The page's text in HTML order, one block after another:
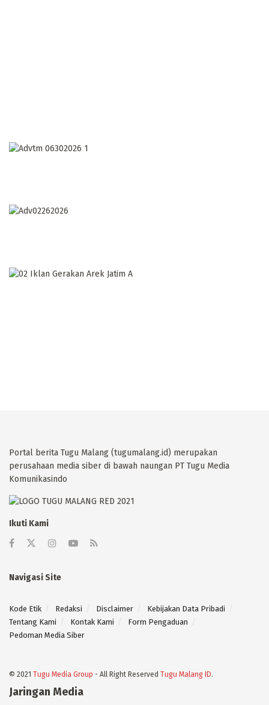
Portal berita Tugu Malang (tugumalang.id) merupakan
perusahaan media siber di bawah naungan PT Tugu Media
Komunikasindo
Ikuti Kami
Navigasi Site
Kode Etik Redaksi Disclaimer
Kebijakan Data Pribadi
Tentang Kami
Kontak Kami
Form Pengaduan
Pedoman Media Siber
© 2021 Tugu Media Group - All Right Reserved Tugu Malang ID.
Jaringan Media